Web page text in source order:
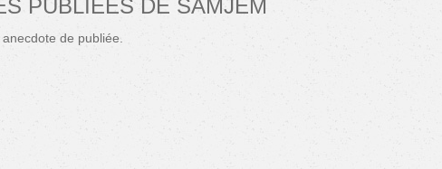
PUBLIÉES DE SAMJEM
de publiée.